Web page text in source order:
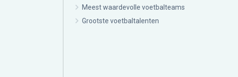
Meest waardevolle voetbalteams
Grootste voetbaltalenten